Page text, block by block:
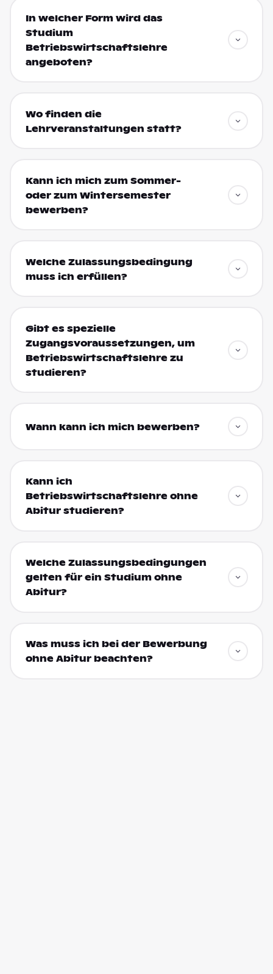
In welcher Form wird das
Studium
Betriebswirtschaftslehre
angeboten?
Wo finden die
Lehrveranstaltungen statt?
Kann ich mich zum Sommer-
oder zum Wintersemester
bewerben?
Welche Zulassungsbedingung
muss ich erfüllen?
Gibt es spezielle
Zugangsvoraussetzungen, um
Betriebswirtschaftslehre zu
studieren?
Wann kann ich mich bewerben?
Kann ich
Betriebswirtschaftslehre ohne
Abitur studieren?
Welche Zulassungsbedingungen
gelten für ein Studium ohne
Abitur?
Was muss ich bei der Bewerbung
ohne Abitur beachten?